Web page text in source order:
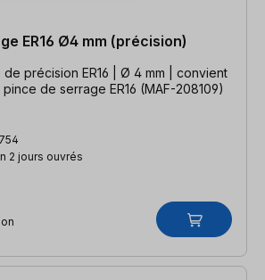
ER16 Ø4 mm (précision)
précision ER16 | Ø 4 mm | convient
de serrage ER16 (MAF-208109)
2 jours ouvrés